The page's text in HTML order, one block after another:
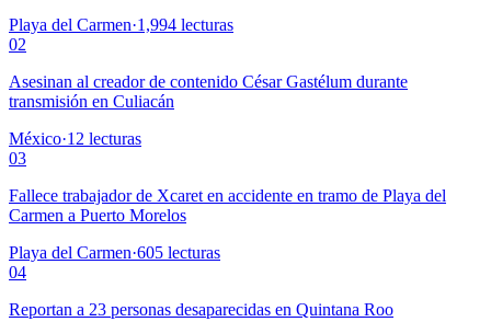
Playa del Carmen·1,994 lecturas
02
Asesinan al creador de contenido César Gastélum durante
transmisión en Culiacán
México·12 lecturas
03
Fallece trabajador de Xcaret en accidente en tramo de Playa del
Carmen a Puerto Morelos
Playa del Carmen·605 lecturas
04
Reportan a 23 personas desaparecidas en Quintana Roo